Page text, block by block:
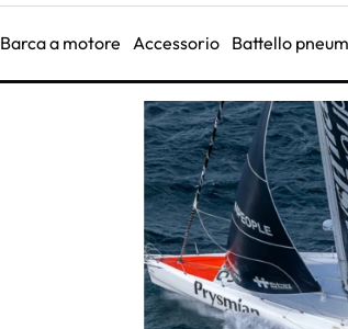
Barca a motore Accessorio Battello